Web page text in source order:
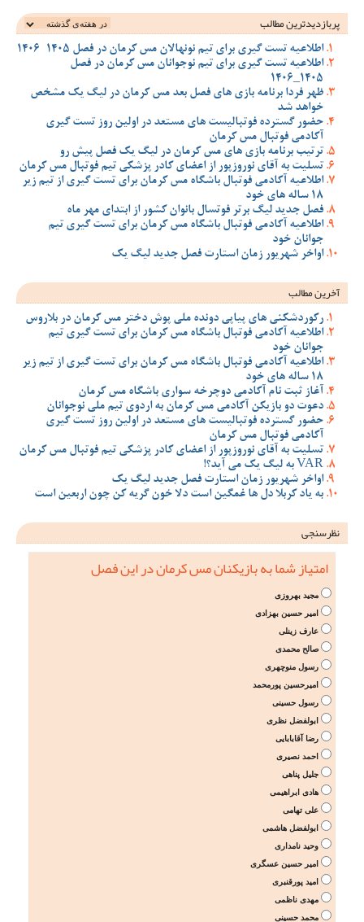
پربازدیدترین‌ مطالب
اطلاعیه تست گیری برای تیم نونهالان مس کرمان در فصل 1405-1406
اطلاعیه تست گیری برای تیم نوجوانان مس کرمان در فصل
1405_1406
ظهر فردا برنامه بازی های فصل بعد مس کرمان در لیگ یک مشخص
خواهد شد
حضور گسترده فوتبالیست های مستعد در اولین روز تست گیری
آکادمی فوتبال مس کرمان
ترتیب برنامه بازی های مس کرمان در لیگ یک فصل پیش رو
تسلیت به آقای نوروزپور از اعضای کادر پزشکی تیم فوتبال مس کرمان
اطلاعیه آکادمی فوتبال باشگاه مس کرمان برای تست گیری از تیم زیر
18 ساله های خود
فصل جدید لیگ برتر فوتسال بانوان کشور از ابتدای مهر ماه
اطلاعیه آکادمی فوتبال باشگاه مس کرمان برای تست گیری تیم
جوانان خود
اواخر شهریور زمان استارت فصل جدید لیگ یک
آخرین مطالب
رکوردشکنی های پیاپی دونده ملی پوش دختر مس کرمان در بلاروس
اطلاعیه آکادمی فوتبال باشگاه مس کرمان برای تست گیری تیم
جوانان خود
اطلاعیه آکادمی فوتبال باشگاه مس کرمان برای تست گیری از تیم زیر
18 ساله های خود
آغاز ثبت نام آکادمی دوچرخه سواری باشگاه مس کرمان
دعوت دو بازیکن آکادمی مس کرمان به اردوی تیم ملی نوجوانان
حضور گسترده فوتبالیست های مستعد در اولین روز تست گیری
آکادمی فوتبال مس کرمان
تسلیت به آقای نوروزپور از اعضای کادر پزشکی تیم فوتبال مس کرمان
VAR به لیگ یک می آید؟!
اواخر شهریور زمان استارت فصل جدید لیگ یک
به یاد کربلا دل ها غمگین است دلا خون گریه کن چون اربعین است
نظرسنجی
امتیاز شما به بازیکنان مس کرمان در این فصل
مجید بهروزی
امیر حسین بهزادی
عارف زینلی
صالح محمدی
رسول منوچهری
امیرحسین پورمحمد
رسول حسینی
ابولفضل نظری
رضا آقابابایی
احمد نصیری
جلیل پناهی
هادی ابراهیمی
علی تهامی
ابولفضل هاشمی
وحید نامداری
امیر حسین عسگری
امید پورقنبری
مهدی ناظمی
محمد حسینی